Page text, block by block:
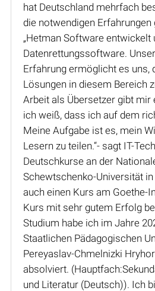
hat Deutschland mehrfach
die notwendigen Erfahrungen
„Hetman Software entwickelt
Datenrettungssoftware.
Erfahrung ermöglicht es uns,
Lösungen in diesem Bereich
Arbeit als Übersetzer gibt mir
ich weiß, dass ich auf dem
Meine Aufgabe ist es, mein
Lesern zu teilen.“- sagt IT-
Deutschkurse an der
Schewtschenko-Universität
auch einen Kurs am Goethe-
Kurs mit sehr gutem Erfolg
Studium habe ich im Jahre
Staatlichen Pädagogischen
Pereyaslav-Chmelnizki
absolviert.
und Literatur (Deutsch)). Ich